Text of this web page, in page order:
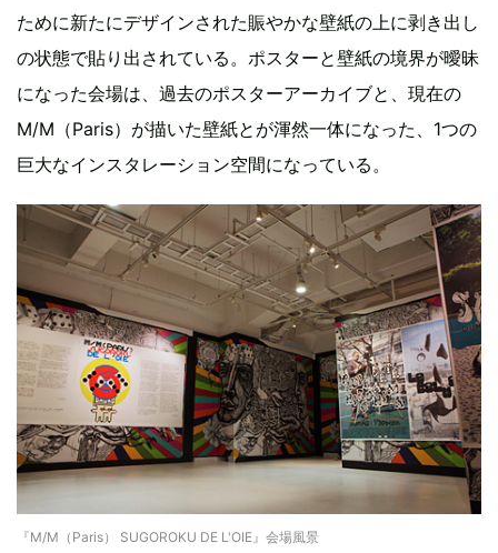
ために新たにデザインされた賑やかな壁紙の上に剥き出し
の状態で貼り出されている。ポスターと壁紙の境界が曖昧
になった会場は、過去のポスターアーカイブと、現在の
M/M（Paris）が描いた壁紙とが渾然一体になった、1つの
巨大なインスタレーション空間になっている。
『M/M（Paris） SUGOROKU DE L'OIE』会場風景